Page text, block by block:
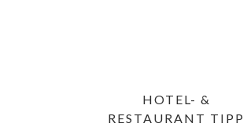
HOTEL- &
RESTAURANT TIPP